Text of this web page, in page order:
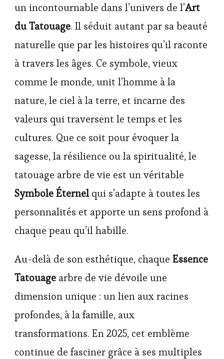
un incontournable dans l’univers de l’Art
du Tatouage. Il séduit autant par sa beauté
naturelle que par les histoires qu’il raconte
à travers les âges. Ce symbole, vieux
comme le monde, unit l’homme à la
nature, le ciel à la terre, et incarne des
valeurs qui traversent le temps et les
cultures. Que ce soit pour évoquer la
sagesse, la résilience ou la spiritualité, le
tatouage arbre de vie est un véritable
Symbole Éternelqui s’adapte à toutes les
personnalités et apporte un sens profond à
chaque peau qu’il habille.
Au-delà de son esthétique, chaque Essence
Tatouage arbre de vie dévoile une
dimension unique : un lien aux racines
profondes, à la famille, aux
transformations. En 2025, cet emblème
continue de fasciner grâce à ses multiples